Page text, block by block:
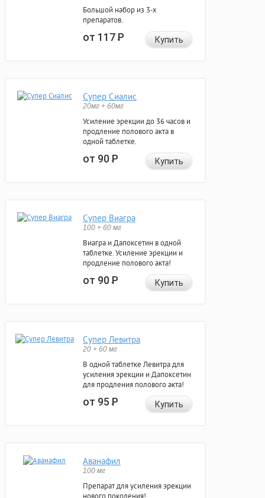
Большой набор из 3-х
препаратов.
от 117Р Купить
Супер Сиалис
20мг + 60мг
Усиление эрекции до 36 часов и
продление полового акта в
одной таблетке.
от 90Р Купить
Супер Виагра
100 + 60 мг
Виагра и Дапоксетин в одной
таблетке. Усиление эрекции и
продление полового акта!
от 90Р Купить
Супер Левитра
20 + 60 мг
В одной таблетке Левитра для
усиления эрекции и Дапоксетин
для продления полового акта!
от 95Р Купить
Аванафил
100 мг
Препарат для усиления эрекции